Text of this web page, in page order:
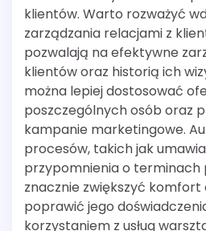
klientów. Warto rozważyć
zarządzania relacjami z
pozwalają na efektywne
klientów oraz historią ich
można lepiej dostosować
poszczególnych osób oraz
kampanie marketingowe.
procesów, takich jak
przypomnienia o terminach
znacznie zwiększyć komfort
poprawić jego
korzystaniem z usług